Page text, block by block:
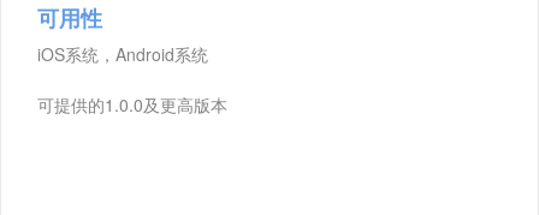
可用性
iOS系统，Android系统
可提供的1.0.0及更高版本